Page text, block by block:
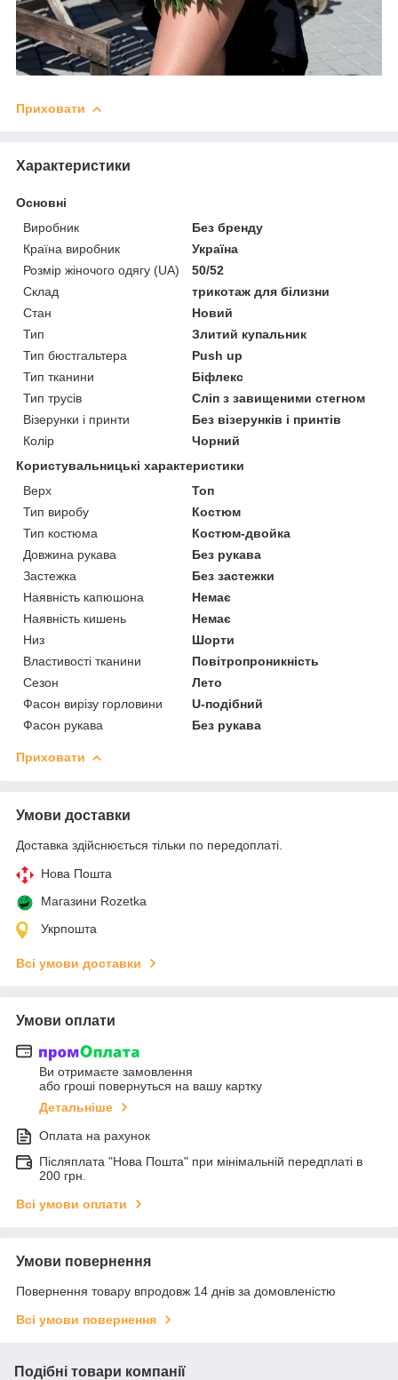
Приховати
Характеристики
Основні
Виробник
Без бренду
Країна виробник
Україна
Розмір жіночого одягу (UA)
50/52
Склад
трикотаж для білизни
Стан
Новий
Тип
Злитий купальник
Тип бюстгальтера
Push up
Тип тканини
Біфлекс
Тип трусів
Сліп з завищеними стегном
Візерунки і принти
Без візерунків і принтів
Колір
Чорний
Користувальницькі характеристики
Верх
Топ
Тип виробу
Костюм
Тип костюма
Костюм-двойка
Довжина рукава
Без рукава
Застежка
Без застежки
Наявність капюшона
Немає
Наявність кишень
Немає
Низ
Шорти
Властивості тканини
Повітропроникність
Сезон
Лето
Фасон вирізу горловини
U-подібний
Фасон рукава
Без рукава
Приховати
Умови доставки
Доставка здійснюється тільки по передоплаті.
Нова Пошта
Магазини Rozetka
Укрпошта
Всі умови доставки
Умови оплати
Ви отримаєте замовлення
або гроші повернуться на вашу картку
Детальніше
Оплата на рахунок
Післяплата "Нова Пошта" при мінімальній передплаті в
200 грн.
Всі умови оплати
Умови повернення
Повернення товару впродовж 14 днів за домовленістю
Всі умови повернення
Подібні товари компанії